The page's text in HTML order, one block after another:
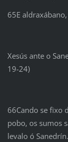
65E
Xesús ante o
19-24)
66Cando se fixo
pobo, os sumos
levalo ó